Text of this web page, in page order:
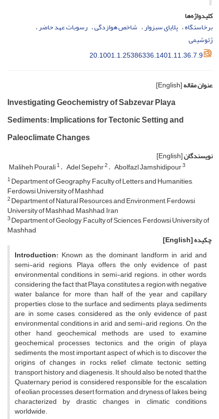
کلیدواژه‌ها
برخاستگاه پلایای سبزوار شاخص هوازدگی رسوبات عهد حاضر
ژئوشیمی
20.1001.1.25386336.1401.11.36.7.9
عنوان مقاله[English]
Investigating Geochemistry of Sabzevar Playa
Sediments: Implications for Tectonic Setting and
Paleoclimate Changes
نویسندگان[English]
Maliheh Pourali1 Adel Sepehr2 Abolfazl Jamshidipour3
1Department of Geography, Faculty of Letters and Humanities,
Ferdowsi University of Mashhad
2Department of Natural Resources and Environment, Ferdowsi
University of Mashhad, Mashhad, Iran
3Department of Geology, Faculty of Sciences, Ferdowsi University of
Mashhad,
چکیده[English]
Introduction: Known as the dominant landform in arid and
semi-arid regions, Playa offers the only evidence of past
environmental conditions in semi-arid regions. in other words,
considering the fact that Playa constitutes a region with negative
water balance for more than half of the year and capillary
properties close to the surface and sediments, playa sediments
are, in some cases, considered as the only evidence of past
environmental conditions in arid and semi-arid regions. On the
other hand, geochemical methods are used to examine
geochemical processes, tectonics, and the origin of playa
sediments, the most important aspect of which is to discover the
origins of changes in rocks, relief, climate, tectonic setting,
transport history, and diagenesis. It should also be noted that the
Quaternary period is considered responsible for the escalation
of eolian processes, desert formation, and dryness of lakes, being
characterized by drastic changes in climatic conditions
worldwide.